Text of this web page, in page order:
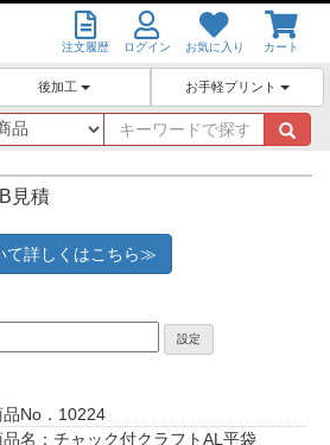
注文履歴 ログイン お気に入り カート
後加工 お手軽プリント
キ
ー
ワ
見積
て詳しくはこちら≫
設定
品No．10224
品名：チャック付クラフトAL平袋